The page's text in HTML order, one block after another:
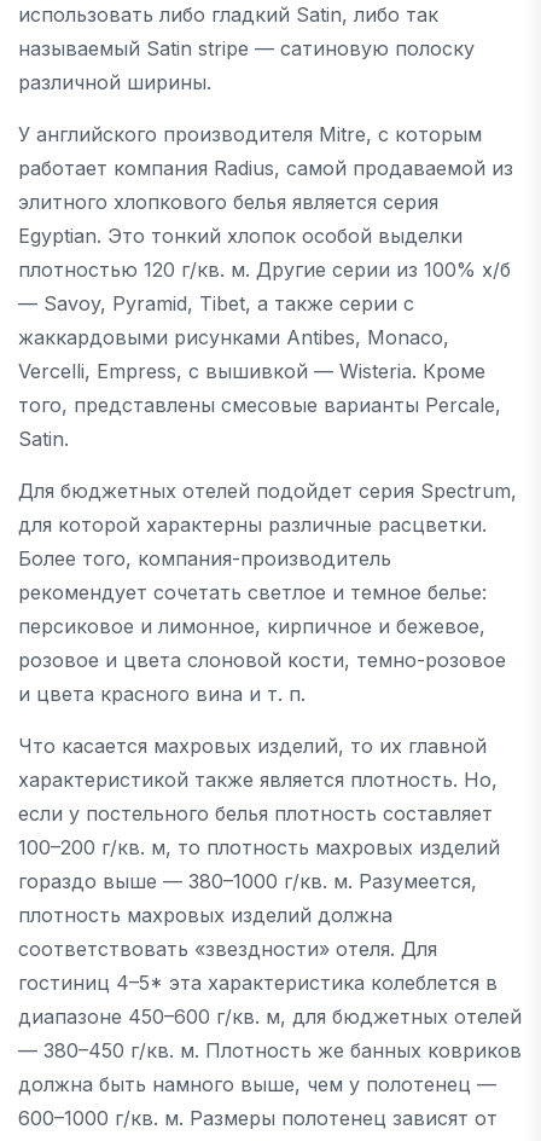
использовать либо гладкий Satin, либо так
называемый Satin stripe — сатиновую полоску
различной ширины.
У английского производителя Mitre, с которым
работает компания Radius, самой продаваемой из
элитного хлопкового белья является серия
Egyptian. Это тонкий хлопок особой выделки
плотностью 120 г/кв. м. Другие серии из 100% х/б
— Savoy, Pyramid, Tibet, а также серии с
жаккардовыми рисунками Antibes, Monaco,
Vercelli, Empress, с вышивкой — Wisteria. Кроме
того, представлены смесовые варианты Percale,
Satin.
Для бюджетных отелей подойдет серия Spectrum,
для которой характерны различные расцветки.
Более того, компания-производитель
рекомендует сочетать светлое и темное белье:
персиковое и лимонное, кирпичное и бежевое,
розовое и цвета слоновой кости, темно-розовое
и цвета красного вина и т. п.
Что касается махровых изделий, то их главной
характеристикой также является плотность. Но,
если у постельного белья плотность составляет
100–200 г/кв. м, то плотность махровых изделий
гораздо выше — 380–1000 г/кв. м. Разумеется,
плотность махровых изделий должна
соответствовать «звездности» отеля. Для
гостиниц 4–5* эта характеристика колеблется в
диапазоне 450–600 г/кв. м, для бюджетных отелей
— 380–450 г/кв. м. Плотность же банных ковриков
должна быть намного выше, чем у полотенец —
600–1000 г/кв. м. Размеры полотенец зависят от